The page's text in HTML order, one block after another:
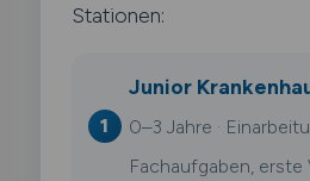
Stationen:
Junior
0–3 Jahre ·
Fachaufgaben,